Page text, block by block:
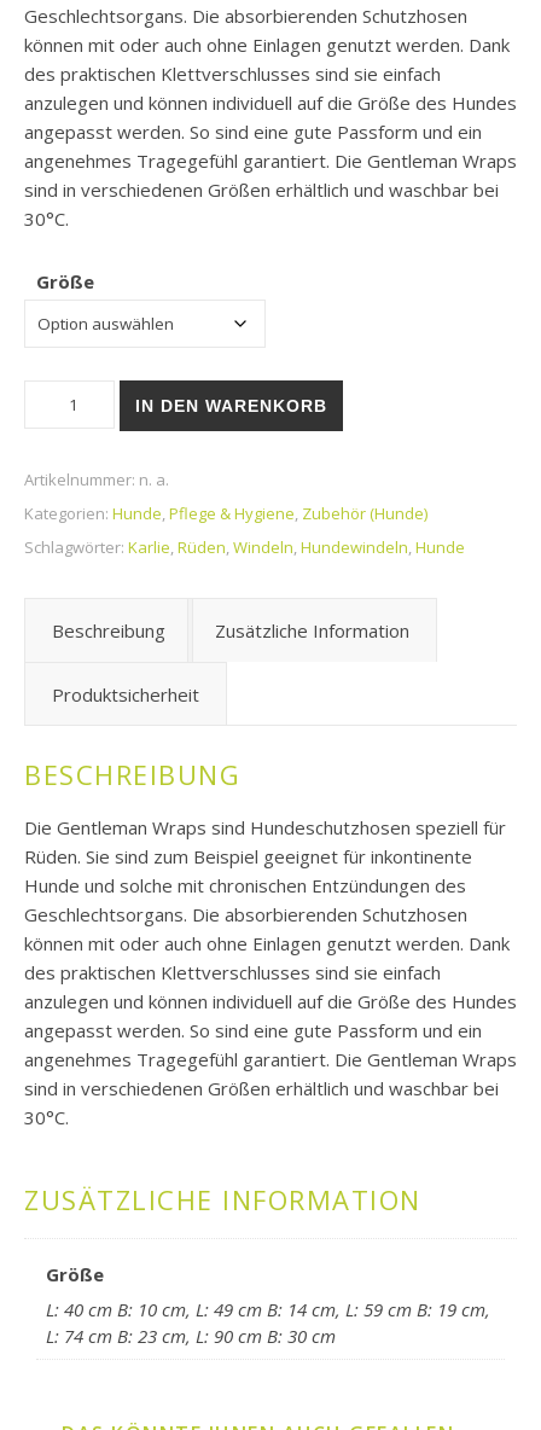
Geschlechtsorgans. Die absorbierenden Schutzhosen
können mit oder auch ohne Einlagen genutzt werden. Dank
des praktischen Klettverschlusses sind sie einfach
anzulegen und können individuell auf die Größe des Hundes
angepasst werden. So sind eine gute Passform und ein
angenehmes Tragegefühl garantiert. Die Gentleman Wraps
sind in verschiedenen Größen erhältlich und waschbar bei
30°C.
Größe
Gentleman Wraps Plus Menge
IN DEN WARENKORB
Artikelnummer: n. a.
Kategorien: Hunde,Pflege & Hygiene, Zubehör (Hunde)
Schlagwörter: Karlie,Rüden,Windeln,Hundewindeln,Hunde
Beschreibung Zusätzliche Information
Produktsicherheit
BESCHREIBUNG
Die Gentleman Wraps sind Hundeschutzhosen speziell für
Rüden. Sie sind zum Beispiel geeignet für inkontinente
Hunde und solche mit chronischen Entzündungen des
Geschlechtsorgans. Die absorbierenden Schutzhosen
können mit oder auch ohne Einlagen genutzt werden. Dank
des praktischen Klettverschlusses sind sie einfach
anzulegen und können individuell auf die Größe des Hundes
angepasst werden. So sind eine gute Passform und ein
angenehmes Tragegefühl garantiert. Die Gentleman Wraps
sind in verschiedenen Größen erhältlich und waschbar bei
30°C.
ZUSÄTZLICHE INFORMATION
Größe
L: 40 cm B: 10 cm, L: 49 cm B: 14 cm, L: 59 cm B: 19 cm,
L: 74 cm B: 23 cm, L: 90 cm B: 30 cm